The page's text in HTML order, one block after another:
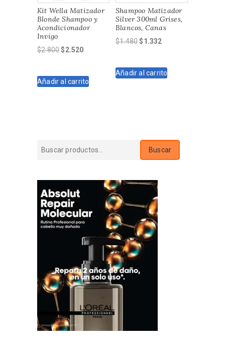
Kit Wella Matizador
Blonde Shampoo y
Acondicionador
Invigo
$2.800El
era:
$2.520El
es:
Añadir al carrito
Shampoo Matizador
Silver 300ml Grises,
Blancos, Canas
$1.480El
era:
$1.332
es:
Añadir al carrito
Buscar
Buscar